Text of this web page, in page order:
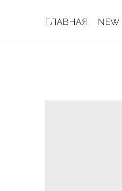
NEW
ГЛАВНАЯ NEW
ГЛАВНАЯ